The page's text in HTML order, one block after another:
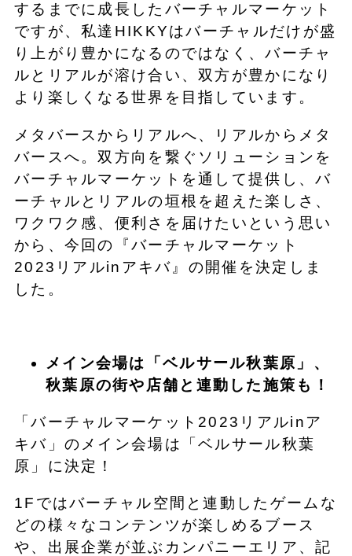
するまでに成長したバーチャルマーケット
ですが、私達HIKKYはバーチャルだけが盛
り上がり豊かになるのではなく、バーチャ
ルとリアルが溶け合い、双方が豊かになり
より楽しくなる世界を目指しています。
メタバースからリアルへ、リアルからメタ
バースへ。双方向を繋ぐソリューションを
バーチャルマーケットを通して提供し、バ
ーチャルとリアルの垣根を超えた楽しさ、
ワクワク感、便利さを届けたいという思い
から、今回の『バーチャルマーケット
2023リアルinアキバ』の開催を決定しま
した。
メイン会場は「ベルサール秋葉原」、
秋葉原の街や店舗と連動した施策も！
「バーチャルマーケット2023リアルinア
キバ」のメイン会場は「ベルサール秋葉
原」に決定！
1Fではバーチャル空間と連動したゲームな
どの様々なコンテンツが楽しめるブース
や、出展企業が並ぶカンパニーエリア、記